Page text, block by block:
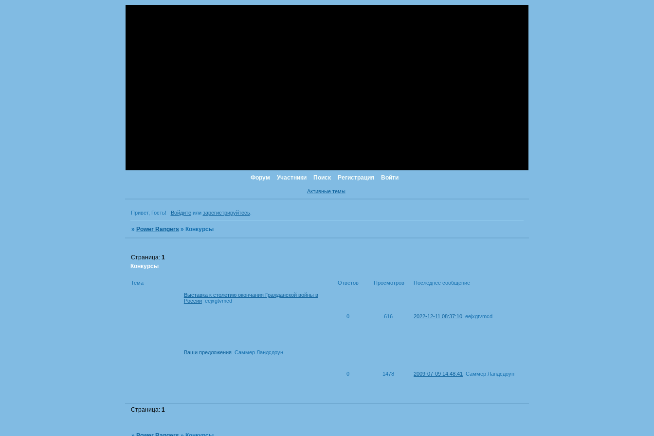
Форум Участники Поиск Регистрация Войти
Активные темы
Привет, Гость! Войдитеили зарегистрируйтесь.
»Power Rangers »Конкурсы
Конкурсы
Страница:1
Тема Ответов Просмотров Последнее сообщение
Выставка к столетию окончания Гражданской войны в
России eejxgtvmcd
0 616 2022-12-11 08:37:10 eejxgtvmcd
Ваши предложения Саммер Ландсдоун
0 1478 2009-07-09 14:48:41 Саммер Ландсдоун
Страница:1